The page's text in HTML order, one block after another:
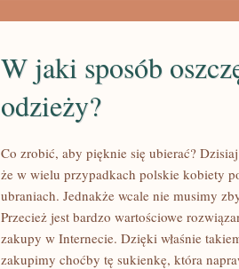
W jaki sposób
odzieży?
Co zrobić, aby pięknie się ubierać?
że w wielu przypadkach polskie kobiety
ubraniach. Jednakże wcale nie musimy
Przecież jest bardzo wartościowe
zakupy w Internecie. Dzięki właśnie
zakupimy choćby tę sukienkę, która